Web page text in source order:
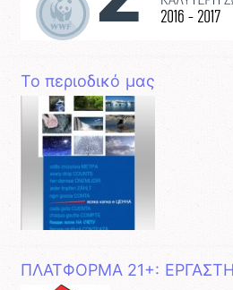
Το περιοδικό μας
ΠΛΑΤΦΟΡΜΑ 21+: